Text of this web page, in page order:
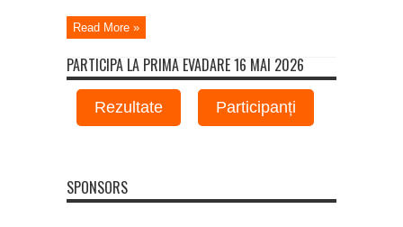
Read More »
PARTICIPA LA PRIMA EVADARE 16 MAI 2026
Rezultate Participanți
SPONSORS